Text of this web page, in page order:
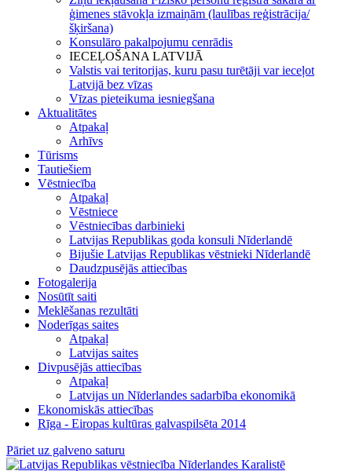
ģimenes stāvokļa izmaiņām (laulības reģistrācija/
šķiršana)
Konsulāro pakalpojumu cenrādis
IECEĻOŠANA LATVIJĀ
Valstis vai teritorijas, kuru pasu turētāji var ieceļot
Latvijā bez vīzas
Vīzas pieteikuma iesniegšana
Aktualitātes
Atpakaļ
Arhīvs
Tūrisms
Tautiešiem
Vēstniecība
Atpakaļ
Vēstniece
Vēstniecības darbinieki
Latvijas Republikas goda konsuli Nīderlandē
Bijušie Latvijas Republikas vēstnieki Nīderlandē
Daudzpusējās attiecības
Fotogalerija
Nosūtīt saiti
Meklēšanas rezultāti
Noderīgas saites
Atpakaļ
Latvijas saites
Divpusējās attiecības
Atpakaļ
Latvijas un Nīderlandes sadarbība ekonomikā
Ekonomiskās attiecības
Rīga - Eiropas kultūras galvaspilsēta 2014
Pāriet uz galveno saturu